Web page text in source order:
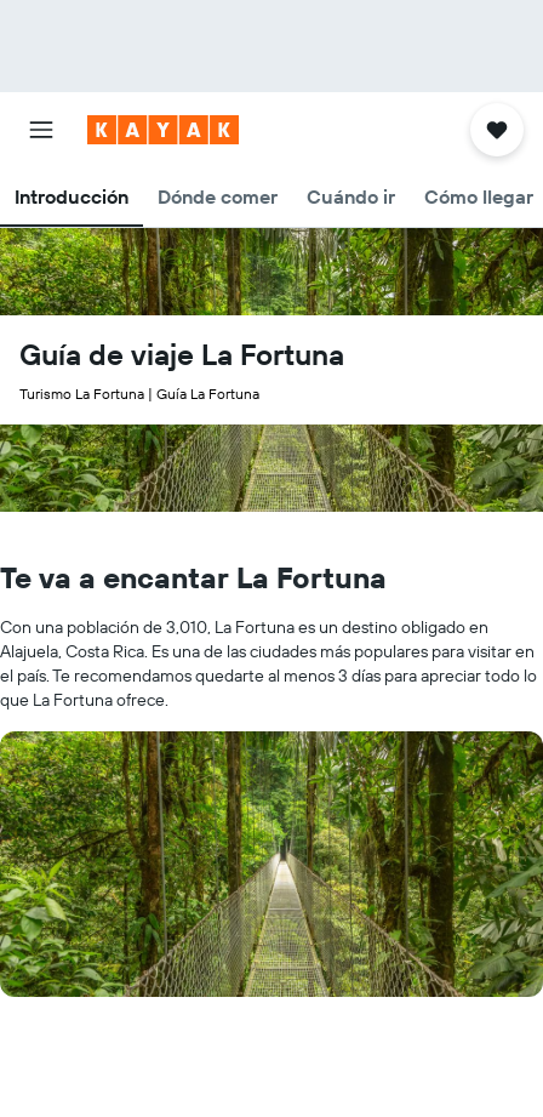
Introducción Dónde comer Cuándo ir Cómo llegar
Guía de viaje La Fortuna
Turismo La Fortuna | Guía La Fortuna
Te va a encantar La Fortuna
Con una población de 3,010, La Fortuna es un destino obligado en
Alajuela, Costa Rica. Es una de las ciudades más populares para visitar en
el país. Te recomendamos quedarte al menos 3 días para apreciar todo lo
que La Fortuna ofrece.